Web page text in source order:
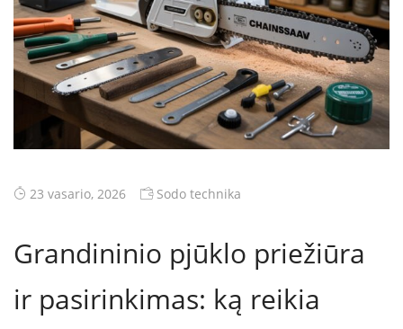
23 vasario, 2026 Sodo technika
Grandininio pjūklo priežiūra
ir pasirinkimas: ką reikia